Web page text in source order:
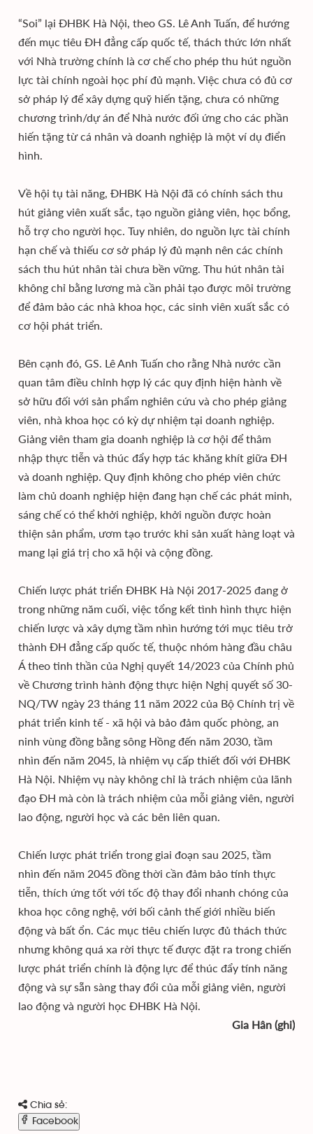
“Soi” lại ĐHBK Hà Nội, theo GS. Lê Anh Tuấn, để hướng
đến mục tiêu ĐH đẳng cấp quốc tế, thách thức lớn nhất
với Nhà trường chính là cơ chế cho phép thu hút nguồn
lực tài chính ngoài học phí đủ mạnh. Việc chưa có đủ cơ
sở pháp lý để xây dựng quỹ hiến tặng, chưa có những
chương trình/dự án để Nhà nước đối ứng cho các phần
hiến tặng từ cá nhân và doanh nghiệp là một ví dụ điển
hình.
Về hội tụ tài năng, ĐHBK Hà Nội đã có chính sách thu
hút giảng viên xuất sắc, tạo nguồn giảng viên, học bổng,
hỗ trợ cho người học. Tuy nhiên, do nguồn lực tài chính
hạn chế và thiếu cơ sở pháp lý đủ mạnh nên các chính
sách thu hút nhân tài chưa bền vững. Thu hút nhân tài
không chỉ bằng lương mà cần phải tạo được môi trường
để đảm bảo các nhà khoa học, các sinh viên xuất sắc có
cơ hội phát triển.
Bên cạnh đó, GS. Lê Anh Tuấn cho rằng Nhà nước cần
quan tâm điều chỉnh hợp lý các quy định hiện hành về
sở hữu đối với sản phẩm nghiên cứu và cho phép giảng
viên, nhà khoa học có kỳ dự nhiệm tại doanh nghiệp.
Giảng viên tham gia doanh nghiệp là cơ hội để thâm
nhập thực tiễn và thúc đẩy hợp tác khăng khít giữa ĐH
và doanh nghiệp. Quy định không cho phép viên chức
làm chủ doanh nghiệp hiện đang hạn chế các phát minh,
sáng chế có thể khởi nghiệp, khởi nguồn được hoàn
thiện sản phẩm, ươm tạo trước khi sản xuất hàng loạt và
mang lại giá trị cho xã hội và cộng đồng.
Chiến lược phát triển ĐHBK Hà Nội 2017-2025 đang ở
trong những năm cuối, việc tổng kết tình hình thực hiện
chiến lược và xây dựng tầm nhìn hướng tới mục tiêu trở
thành ĐH đẳng cấp quốc tế, thuộc nhóm hàng đầu châu
Á theo tinh thần của Nghị quyết 14/2023 của Chính phủ
về Chương trình hành động thực hiện Nghị quyết số 30-
NQ/TW ngày 23 tháng 11 năm 2022 của Bộ Chính trị về
phát triển kinh tế - xã hội và bảo đảm quốc phòng, an
ninh vùng đồng bằng sông Hồng đến năm 2030, tầm
nhìn đến năm 2045, là nhiệm vụ cấp thiết đối với ĐHBK
Hà Nội. Nhiệm vụ này không chỉ là trách nhiệm của lãnh
đạo ĐH mà còn là trách nhiệm của mỗi giảng viên, người
lao động, người học và các bên liên quan.
Chiến lược phát triển trong giai đoạn sau 2025, tầm
nhìn đến năm 2045 đồng thời cần đảm bảo tính thực
tiễn, thích ứng tốt với tốc độ thay đổi nhanh chóng của
khoa học công nghệ, với bối cảnh thế giới nhiều biến
động và bất ổn. Các mục tiêu chiến lược đủ thách thức
nhưng không quá xa rời thực tế được đặt ra trong chiến
lược phát triển chính là động lực để thúc đẩy tính năng
động và sự sẵn sàng thay đổi của mỗi giảng viên, người
lao động và người học ĐHBK Hà Nội.
Gia Hân (ghi)
Chia sẻ:
Facebook